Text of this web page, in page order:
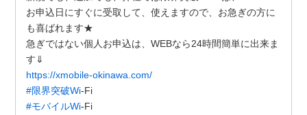
お申込日にすぐに受取して、使えますので、お急ぎの方に
も喜ばれます★
急ぎではない個人お申込は、WEBなら24時間簡単に出来ま
す⇓
https://xmobile-okinawa.com/
#限界突破Wi-Fi
#モバイルWi-Fi